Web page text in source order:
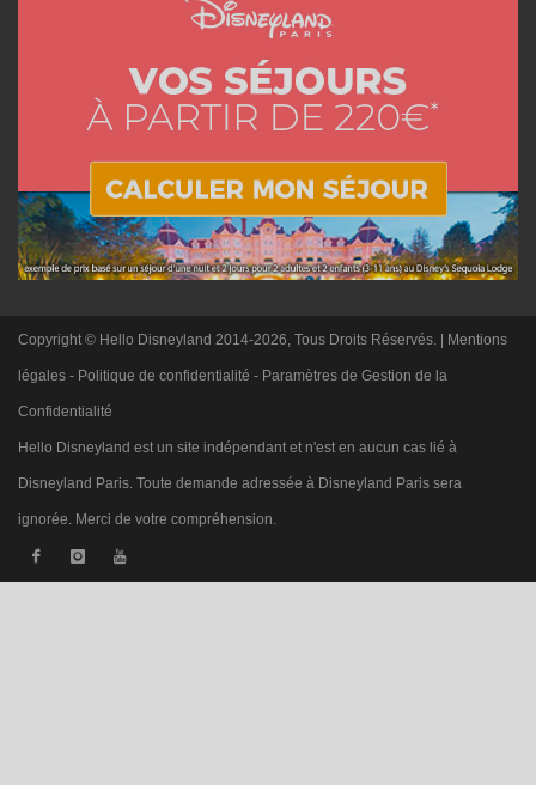
Copyright © Hello Disneyland 2014-2026, Tous Droits Réservés. | Mentions
légales - Politique de confidentialité - Paramètres de Gestion de la
Confidentialité
Hello Disneyland est un site indépendant et n'est en aucun cas lié à
Disneyland Paris. Toute demande adressée à Disneyland Paris sera
ignorée. Merci de votre compréhension.